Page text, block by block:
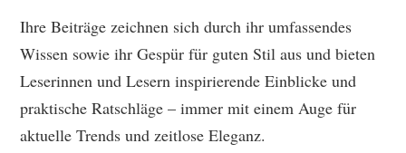
Ihre Beiträge zeichnen sich durch ihr umfassendes
Wissen sowie ihr Gespür für guten Stil aus und bieten
Leserinnen und Lesern inspirierende Einblicke und
praktische Ratschläge – immer mit einem Auge für
aktuelle Trends und zeitlose Eleganz.